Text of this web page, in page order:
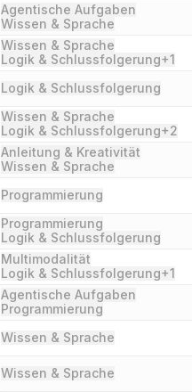
Agentische Aufgaben
Wissen & Sprache
Wissen & Sprache
Logik & Schlussfolgerung+1
Logik & Schlussfolgerung
Wissen & Sprache
Logik & Schlussfolgerung+2
Anleitung & Kreativität
Wissen & Sprache
Programmierung
Programmierung
Logik & Schlussfolgerung
Multimodalität
Logik & Schlussfolgerung+1
Agentische Aufgaben
Programmierung
Wissen & Sprache
Wissen & Sprache